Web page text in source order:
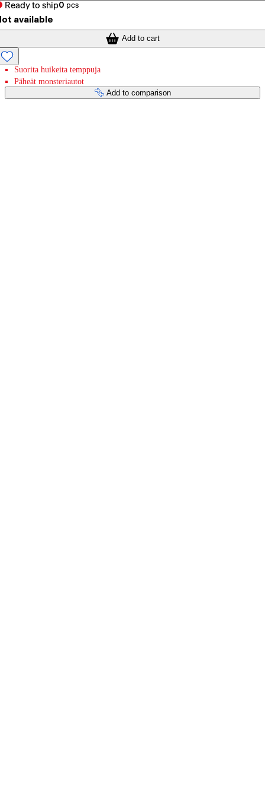
Ready to ship0 pcs
available
Add to cart
Suorita huikeita temppuja
Päheät monsteriautot
Add to comparison